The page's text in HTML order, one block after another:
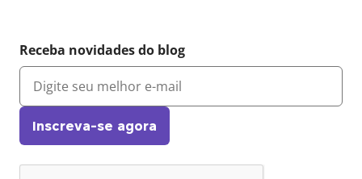
Receba novidades do blog
Inscreva-se agora